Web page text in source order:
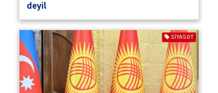
deyil
SIYASƏT